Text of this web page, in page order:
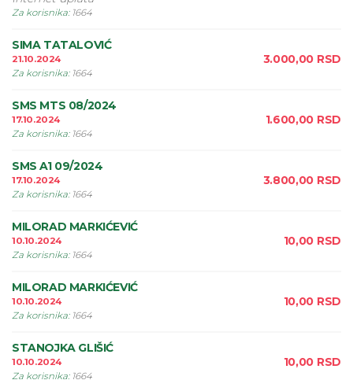
Za korisnika: 1664
SIMA TATALOVIĆ
21.10.2024
Za korisnika: 1664
3.000,00 RSD
SMS MTS 08/2024
17.10.2024
Za korisnika: 1664
1.600,00 RSD
SMS A1 09/2024
17.10.2024
Za korisnika: 1664
3.800,00 RSD
MILORAD MARKIĆEVIĆ
10.10.2024
Za korisnika: 1664
10,00 RSD
MILORAD MARKIĆEVIĆ
10.10.2024
Za korisnika: 1664
10,00 RSD
STANOJKA GLIŠIĆ
10.10.2024
Za korisnika: 1664
10,00 RSD